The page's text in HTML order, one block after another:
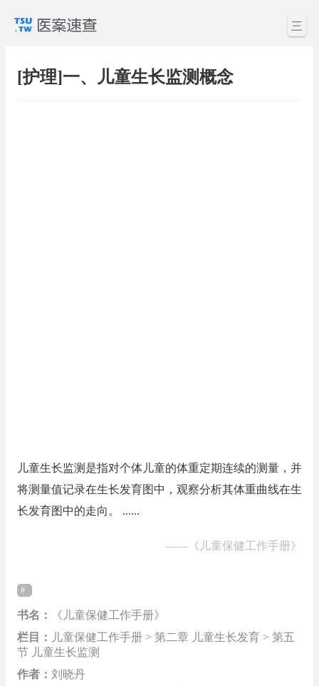
三
[护理]一、儿童生长监测概念
儿童生长监测是指对个体儿童的体重定期连续的测量，并
将测量值记录在生长发育图中，观察分析其体重曲线在生
长发育图中的走向。 ......
—— 《儿童保健工作手册》
书名：
《儿童保健工作手册》
栏目： 儿童保健工作手册 > 第二章 儿童生长发育 > 第五
节 儿童生长监测
作者： 刘晓丹